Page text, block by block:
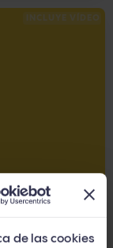
de las cookies